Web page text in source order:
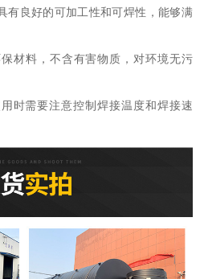
有良好的可加工性和可焊性，能够满
材料，不含有害物质，对环境无污
时需要注意控制焊接温度和焊接速